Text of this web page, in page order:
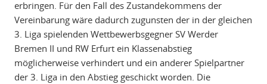
erbringen. Für den Fall des Zustandekommens der
Vereinbarung wäre dadurch zugunsten der in der gleichen
3. Liga spielenden Wettbewerbsgegner SV Werder
Bremen II und RW Erfurt ein Klassenabstieg
möglicherweise verhindert und ein anderer Spielpartner
der 3. Liga in den Abstieg geschickt worden. Die